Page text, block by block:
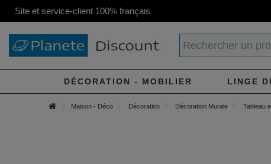
Site et service-client 100% français
DÉCORATION - MOBILIER LINGE
Maison - Déco Décoration Décoration Murale Tableau